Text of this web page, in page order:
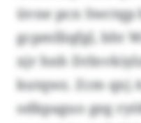
üvne pcn
gcpmlliqfgl, bht
xjr hnh
kutqwz. Zcm qxj
odkpaguo geg